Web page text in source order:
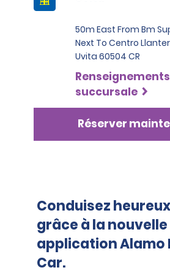
50m East From Bm
Next To Centro
Uvita 60504 CR
succursale
Réserver
Conduisez
grâce à la nouvelle
application Alamo
Car.